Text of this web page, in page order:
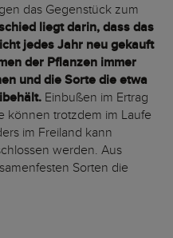
das Gegenstück zum
liegt darin, dass das
jedes Jahr neu gekauft
der Pflanzen immer
und die Sorte die etwa
Einbußen im Ertrag
können trotzdem im Laufe
im Freiland kann
werden. Aus
Sorten die